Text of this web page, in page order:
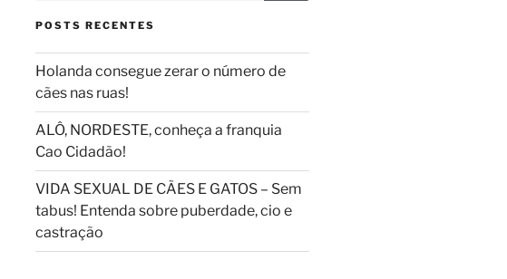
POSTS RECENTES
Holanda consegue zerar o número de
cães nas ruas!
ALÔ, NORDESTE, conheça a franquia
Cao Cidadão!
VIDA SEXUAL DE CÃES E GATOS – Sem
tabus! Entenda sobre puberdade, cio e
castração